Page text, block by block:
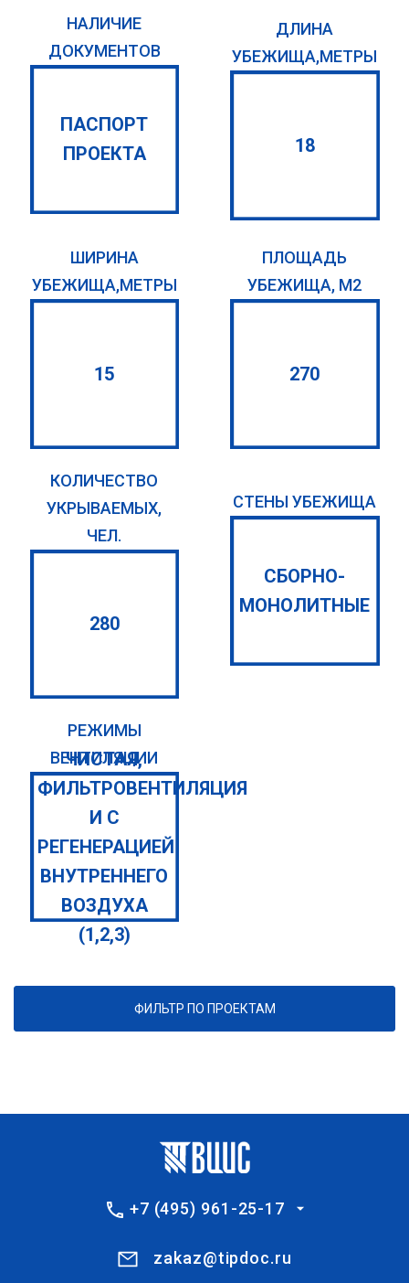
НАЛИЧИЕ
ДОКУМЕНТОВ
ПАСПОРТ
ПРОЕКТА
ДЛИНА
УБЕЖИЩА,МЕТРЫ
18
ШИРИНА
УБЕЖИЩА,МЕТРЫ
15
ПЛОЩАДЬ
УБЕЖИЩА, М2
270
КОЛИЧЕСТВО
УКРЫВАЕМЫХ,
ЧЕЛ.
280
СТЕНЫ УБЕЖИЩА
СБОРНО-
МОНОЛИТНЫЕ
РЕЖИМЫ
ВЕНТИЛЯЦИИ
ЧИСТАЯ,
ФИЛЬТРОВЕНТИЛЯЦИЯ
И С
РЕГЕНЕРАЦИЕЙ
ВНУТРЕННЕГО
ВОЗДУХА
(1,2,3)
ФИЛЬТР ПО ПРОЕКТАМ
+7 (495) 961-25-17
zakaz@tipdoc.ru